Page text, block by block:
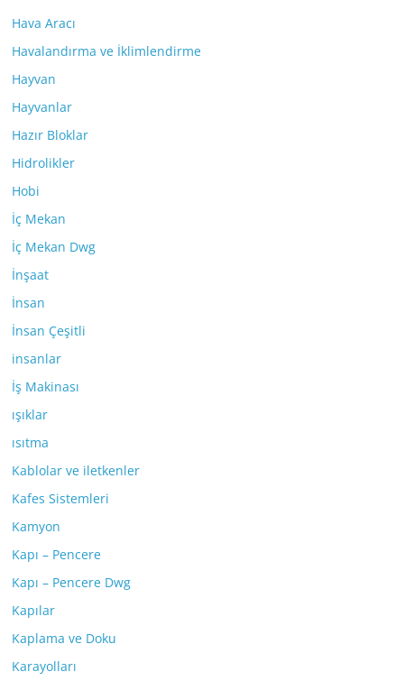
Hava Aracı
Havalandırma ve İklimlendirme
Hayvan
Hayvanlar
Hazır Bloklar
Hidrolikler
Hobi
İç Mekan
İç Mekan Dwg
İnşaat
İnsan
İnsan Çeşitli
insanlar
İş Makinası
ışıklar
ısıtma
Kablolar ve iletkenler
Kafes Sistemleri
Kamyon
Kapı – Pencere
Kapı – Pencere Dwg
Kapılar
Kaplama ve Doku
Karayolları